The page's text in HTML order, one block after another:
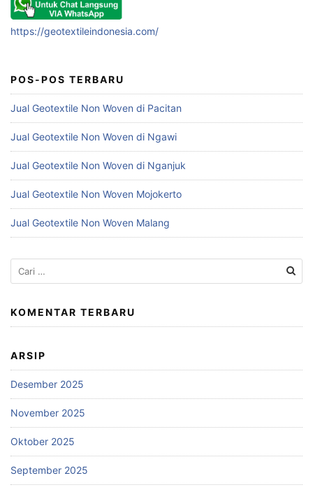
https://geotextileindonesia.com/
POS-POS TERBARU
Jual Geotextile Non Woven di Pacitan
Jual Geotextile Non Woven di Ngawi
Jual Geotextile Non Woven di Nganjuk
Jual Geotextile Non Woven Mojokerto
Jual Geotextile Non Woven Malang
Cari
untuk:
KOMENTAR TERBARU
ARSIP
Desember 2025
November 2025
Oktober 2025
September 2025